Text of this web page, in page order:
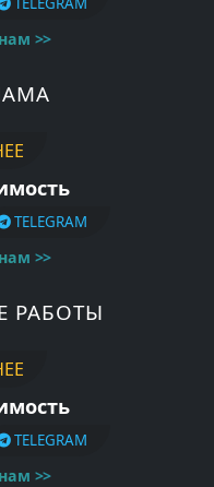
>>
TELEGRAM
>>
РАБОТЫ
TELEGRAM
>>